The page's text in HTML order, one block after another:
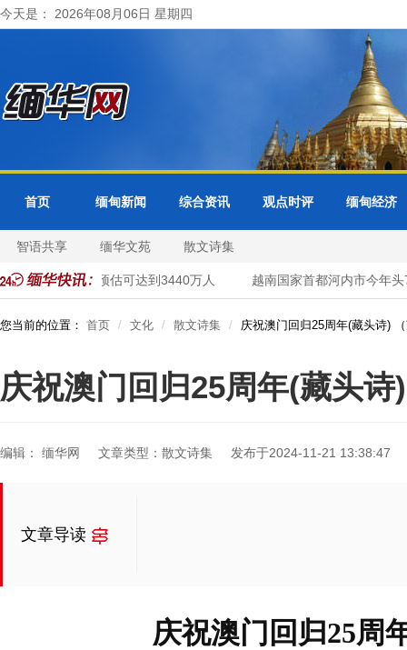
今天是： 2026年08月06日 星期四
首页 缅甸新闻 综合资讯 观点时评 缅甸经济
智语共享 缅华文苑 散文诗集
口在2026年内预估可达到3440万人 越南国家首都河内市今年头
您当前的位置： 首页 文化 散文诗集 庆祝澳门回归25周年(藏头诗)
庆祝澳门回归25周年(藏头诗
编辑： 缅华网 文章类型：散文诗集 发布于2024-11-21 13:38:47
文章导读
庆祝澳门回归25周